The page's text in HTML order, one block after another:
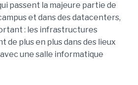
passent la majeure partie de
et dans des datacenters,
: les infrastructures
de plus en plus dans des lieux
une salle informatique